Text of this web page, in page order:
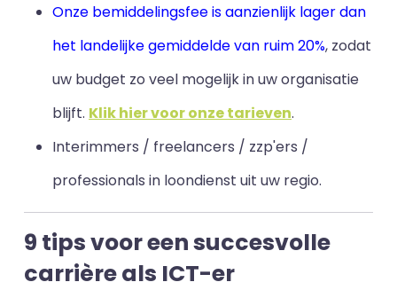
Onze bemiddelingsfee is aanzienlijk lager dan
het landelijke gemiddelde van ruim 20%, zodat
uw budget zo veel mogelijk in uw organisatie
blijft. Klik hier voor onze tarieven.
Interimmers / freelancers / zzp'ers /
professionals in loondienst uit uw regio.
9 tips voor een succesvolle
carrière als ICT-er